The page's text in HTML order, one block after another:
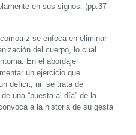
en sus signos. (pp.37
se enfoca en eliminar
del cuerpo, lo cual
En el abordaje
un ejercicio que
déficit, ni se trata de
una “puesta al día” de la
a la historia de su gesta